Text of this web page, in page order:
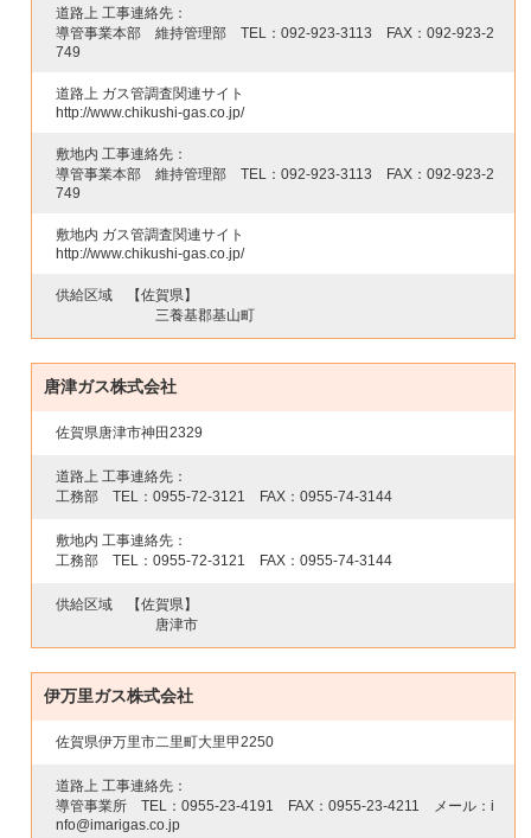
道路上 工事連絡先：
導管事業本部 維持管理部 TEL：092-923-3113 FAX：092-923-2
749
道路上 ガス管調査関連サイト
http://www.chikushi-gas.co.jp/
敷地内 工事連絡先：
導管事業本部 維持管理部 TEL：092-923-3113 FAX：092-923-2
749
敷地内 ガス管調査関連サイト
http://www.chikushi-gas.co.jp/
供給区域
【佐賀県】
三養基郡基山町
唐津ガス株式会社
佐賀県唐津市神田2329
道路上 工事連絡先：
工務部 TEL：0955-72-3121 FAX：0955-74-3144
敷地内 工事連絡先：
工務部 TEL：0955-72-3121 FAX：0955-74-3144
供給区域
【佐賀県】
唐津市
伊万里ガス株式会社
佐賀県伊万里市二里町大里甲2250
道路上 工事連絡先：
導管事業所 TEL：0955-23-4191 FAX：0955-23-4211 メール：i
nfo@imarigas.co.jp